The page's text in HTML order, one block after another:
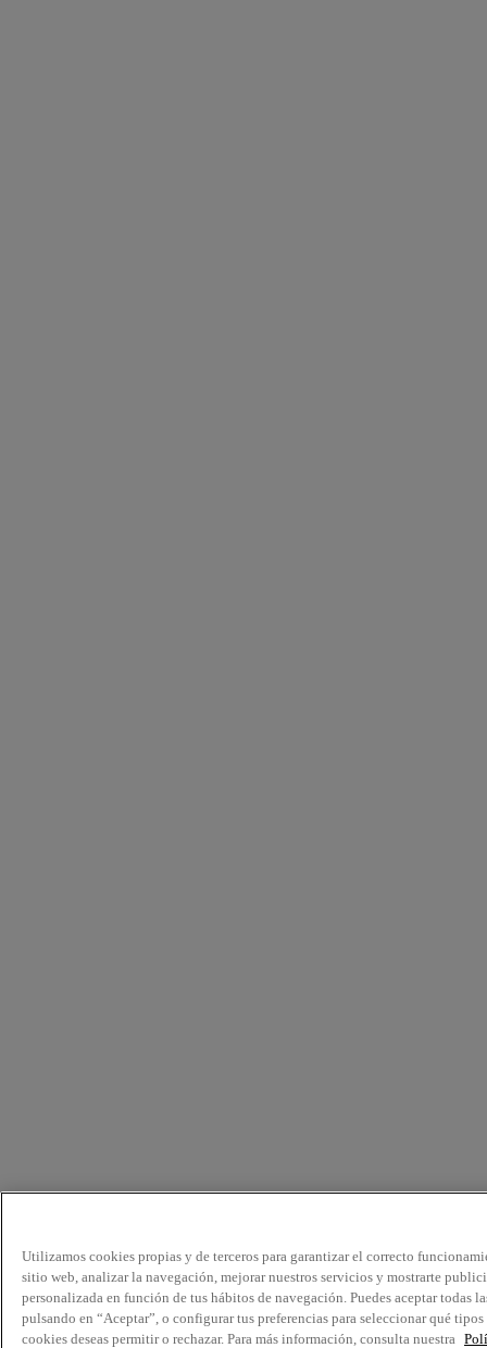
Utilizamos cookies propias y de terceros para garantizar el correcto
sitio web, analizar la navegación, mejorar nuestros servicios y mostrarte
personalizada en función de tus hábitos de navegación. Puedes aceptar todas
pulsando en “Aceptar”, o configurar tus preferencias para seleccionar qué tipos
cookies deseas permitir o rechazar. Para más información, consulta nuestra